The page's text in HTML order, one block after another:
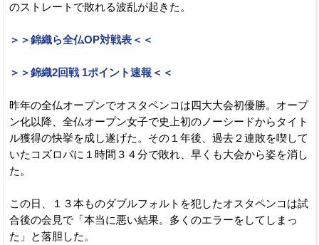
のストレートで敗れる波乱が起きた。
＞＞錦織ら全仏OP対戦表＜＜
＞＞錦織2回戦 1ポイント速報＜＜
昨年の全仏オープンでオスタペンコは四大大会初優勝。オープ
ン化以降、全仏オープン女子で史上初のノーシードからタイト
ル獲得の快挙を成し遂げた。その１年後、過去２連敗を喫して
いたコズロバに１時間３４分で敗れ、早くも大会から姿を消し
た。
この日、１３本ものダブルフォルトを犯したオスタペンコは試
合後の会見で「本当に悪い結果。多くのエラーをしてしまっ
た」と落胆した。